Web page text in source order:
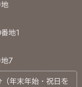
地1
7
年末年始・祝日を